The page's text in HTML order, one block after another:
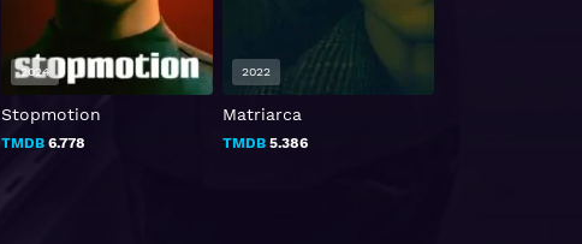
Stopmotion
TMDB6.778
2024
Matriarca
TMDB5.386
2022